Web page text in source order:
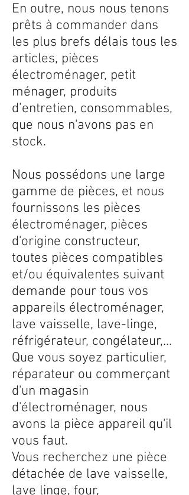
En outre, nous nous tenons
prêts à commander dans
les plus brefs délais tous les
articles, pièces
électroménager, petit
ménager, produits
d’entretien, consommables,
que nous n'avons pas en
stock.
Nous possédons une large
gamme de pièces, et nous
fournissons les pièces
électroménager, pièces
d'origine constructeur,
toutes pièces compatibles
et/ou équivalentes suivant
demande pour tous vos
appareils électroménager,
lave vaisselle, lave-linge,
réfrigérateur, congélateur,...
Que vous soyez particulier,
réparateur ou commerçant
d'un magasin
d'électroménager, nous
avons la pièce appareil qu'il
vous faut.
Vous recherchez une pièce
détachée de lave vaisselle,
lave linge, four,